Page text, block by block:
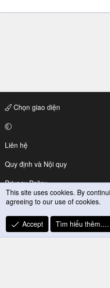
Chọn giao diện
Liên hệ
Quy định và Nội quy
Privacy Policy
Trợ giúp
R
S
This site uses cookies. By
agreeing to our use of cookies.
Accept Tìm hiểu thêm.…